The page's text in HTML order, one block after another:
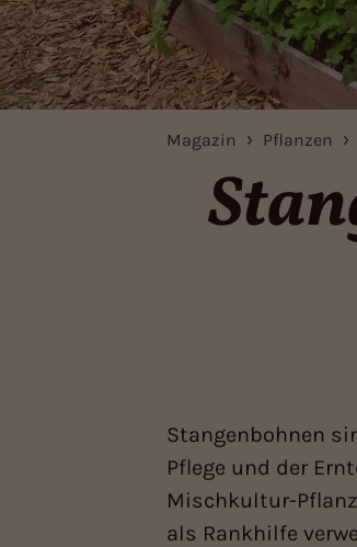
Magazin Pflanzen
Stangenbohnen
Pflege und der
Mischkultur-
als Rankhilfe